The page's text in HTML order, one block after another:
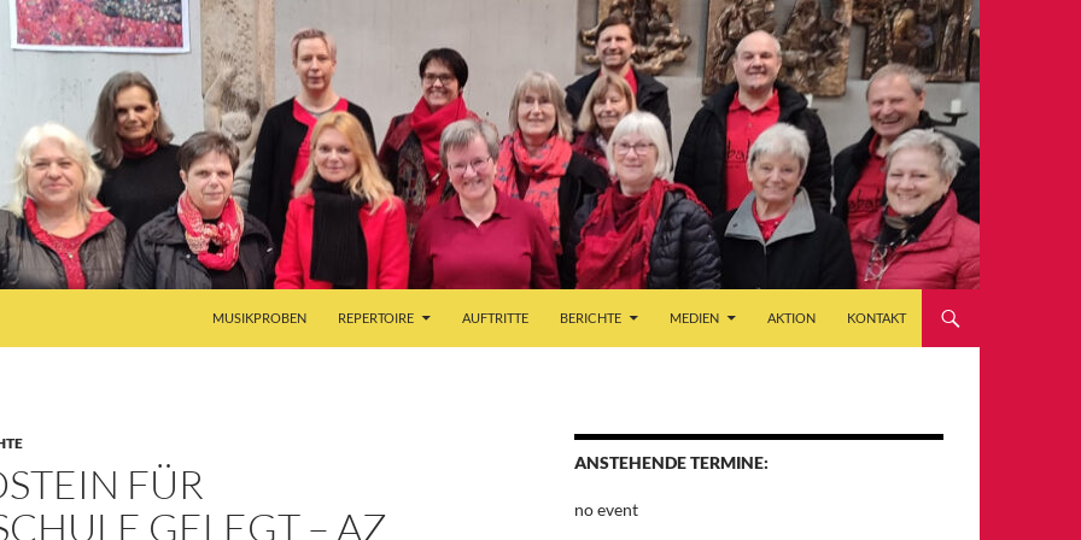
MUSIKPROBEN REPERTOIRE AUFTRITTE BERICHTE MEDIEN AKTION KONTAKT
FÜR
GELEGT – AZ
ANSTEHENDE TERMINE:
no event